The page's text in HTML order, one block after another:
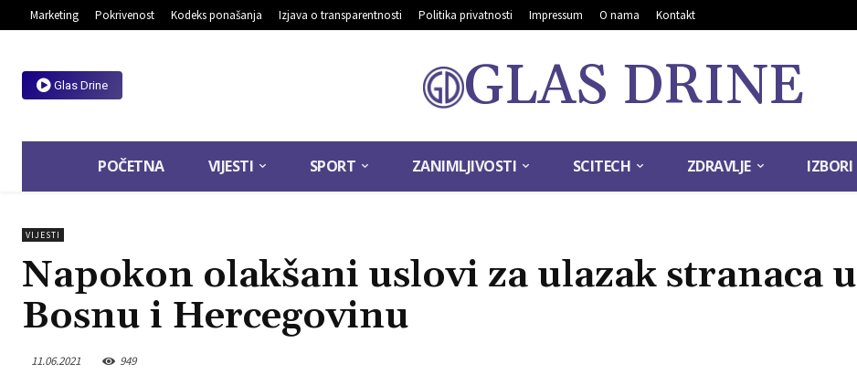
Marketing Pokrivenost Kodeks ponašanja Izjava o transparentnosti Politika privatnosti Impressum O nama Kontakt
Glas Drine GLAS DRINE
POČETNA VIJESTI SPORT ZANIMLJIVOSTI SCITECH ZDRAVLJE IZBORI
VIJESTI
Napokon olakšani uslovi za ulazak stranaca u
Bosnu i Hercegovinu
11.06.2021 949